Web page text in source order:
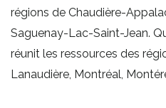
régions de Chaudière-
Saguenay-Lac-Saint-Jean.
réunit les ressources des
Lanaudière, Montréal,